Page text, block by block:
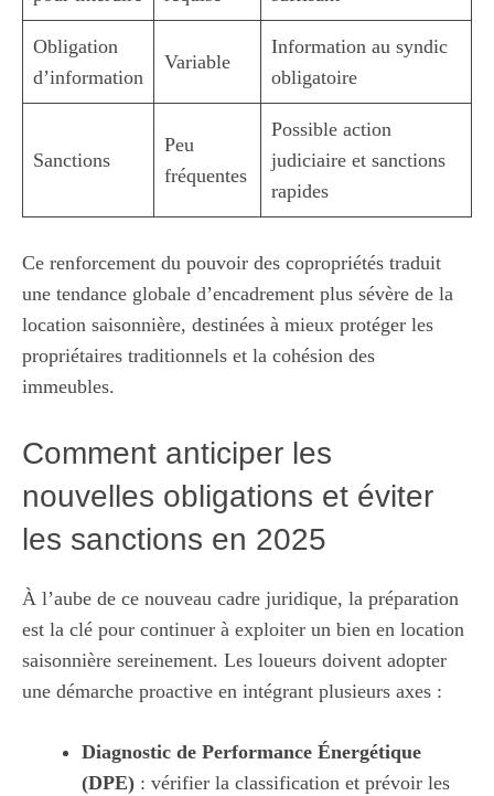
Obligation
d’information
Variable
Information au syndic
obligatoire
Sanctions
Peu
fréquentes
Possible action
judiciaire et sanctions
rapides
Ce renforcement du pouvoir des copropriétés traduit
une tendance globale d’encadrement plus sévère de la
location saisonnière, destinées à mieux protéger les
propriétaires traditionnels et la cohésion des
immeubles.
Comment anticiper les
nouvelles obligations et éviter
les sanctions en 2025
À l’aube de ce nouveau cadre juridique, la préparation
est la clé pour continuer à exploiter un bien en location
saisonnière sereinement. Les loueurs doivent adopter
une démarche proactive en intégrant plusieurs axes :
Diagnostic de Performance Énergétique
(DPE) : vérifier la classification et prévoir les